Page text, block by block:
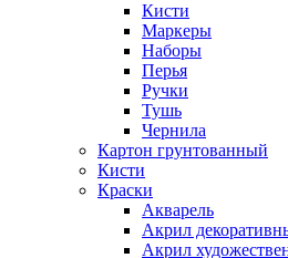
Кисти
Маркеры
Наборы
Перья
Ручки
Тушь
Чернила
Картон грунтованный
Кисти
Краски
Акварель
Акрил
Акрил